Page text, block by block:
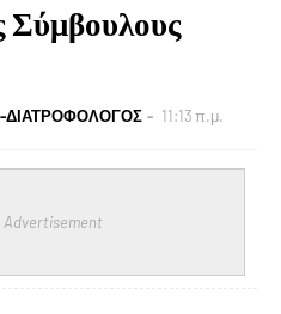
Σύμβουλους
ΔΙΑΤΡΟΦΟΛΟΓΟΣ 11:13 π.μ.
Advertisement